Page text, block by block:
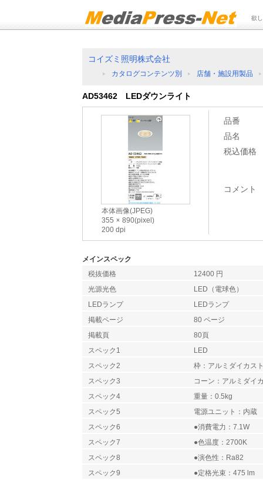
欲
コイズミ照明株式会社
カタログコンテンツ別 店舗・施設用製品
AD53462 LEDダウンライト
本体画像(JPEG)
355
890(pixel)
200 dpi
品番
品名
税込価格
コメント
メインスペック
税抜価格
12400 円
光源光色
LED（電球色）
LEDランプ
LEDランプ
掲載ページ
80 ページ
掲載頁
80頁
スペック1
LED
スペック2
枠：アルミダイカス
スペック3
コーン：アルミダイ
スペック4
重量：0.5kg
スペック5
電源ユニット：内蔵
スペック6
●消費電力：7.1W
スペック7
●色温度：2700K
スペック8
●演色性：Ra82
スペック9
●定格光束：475 lm